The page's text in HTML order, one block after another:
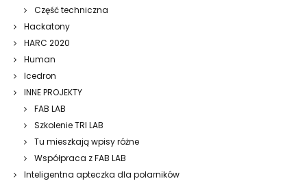
Część techniczna
Hackatony
HARC 2020
Human
Icedron
INNE PROJEKTY
FAB LAB
Szkolenie TRI LAB
Tu mieszkają wpisy różne
Współpraca z FAB LAB
Inteligentna apteczka dla polarników